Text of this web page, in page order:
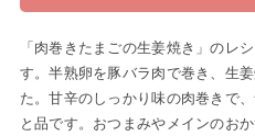
「肉巻きたまごの生姜焼き」のレ
す。半熟卵を豚バラ肉で巻き、生
た。甘辛のしっかり味の肉巻きで
と品です。おつまみやメインのお